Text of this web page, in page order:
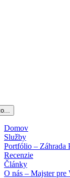
Domov
Služby
Portfólio – Záhrada
Recenzie
Články
O nás – Majster pre